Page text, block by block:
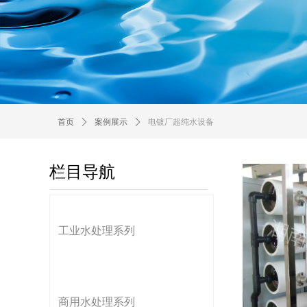
首页 ꄲ 案例展示 ꄲ 电镀厂超纯水设备
栏目导航
工业水处理系列
商用水处理系列